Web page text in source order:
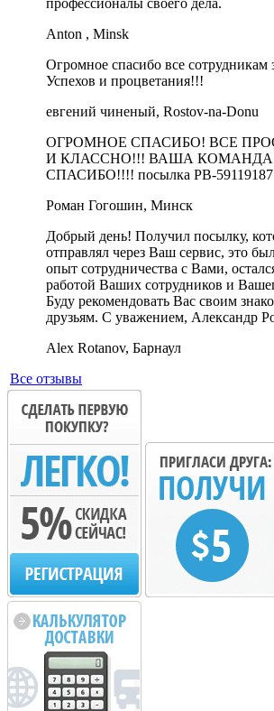
профессионалы своего дела.
Anton , Minsk
Огромное спасибо все сотрудникам
Успехов и процветания!!!
евгений чиненый, Rostov-na-Donu
ОГРОМНОЕ СПАСИБО! ВСЕ
И КЛАССНО!!! ВАША КОМАНДА
СПАСИБО!!!! посылка PB-59119187
Роман Гогошин, Минск
Добрый день! Получил посылку,
отправлял через Ваш сервис, это
опыт сотрудничества с Вами,
работой Ваших сотрудников и
Буду рекомендовать Вас своим
друзьям. С уважением, Александр
Alex Rotanov, Барнаул
Все отзывы